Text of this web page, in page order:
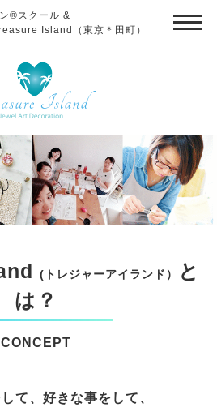
®スクール &
Island（東京＊田町）
(トレジャーアイランド）
と
は？
CONCEPT
て、好きな事をして、